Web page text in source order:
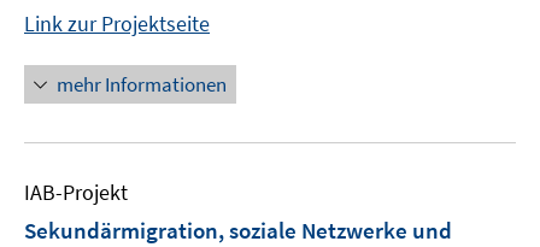
Link zur Projektseite
mehr Informationen
IAB-Projekt
Sekundärmigration, soziale Netzwerke und